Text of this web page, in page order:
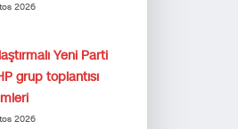
2026
Yeni Parti
grup toplantısı
2026